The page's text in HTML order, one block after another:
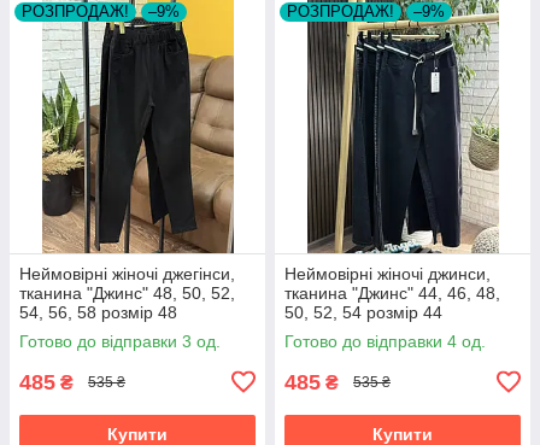
РОЗПРОДАЖ! –9%
Неймовірні жіночі джегінси,
тканина "Джинс" 48, 50, 52,
54, 56, 58 розмір 48
Готово до відправки 3 од.
485 ₴ 535 ₴
Купити
РОЗПРОДАЖ! –9%
Неймовірні жіночі джинси,
тканина "Джинс" 44, 46, 48,
50, 52, 54 розмір 44
Готово до відправки 4 од.
485 ₴ 535 ₴
Купити